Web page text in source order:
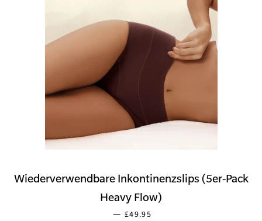
Wiederverwendbare Inkontinenzslips (5er-Pack
Heavy Flow)
— SONDERPREIS
£49.95